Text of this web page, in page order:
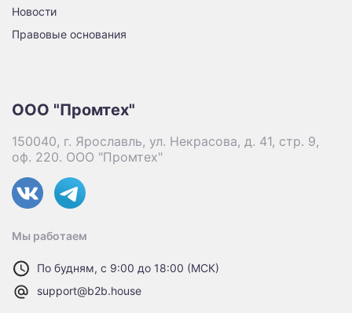
Новости
Правовые основания
ООО "Промтех"
150040, г. Ярославль, ул. Некрасова, д. 41, стр. 9,
оф. 220. ООО "Промтех"
Мы работаем
По будням, с 9:00 до 18:00 (МСК)
support@b2b.house